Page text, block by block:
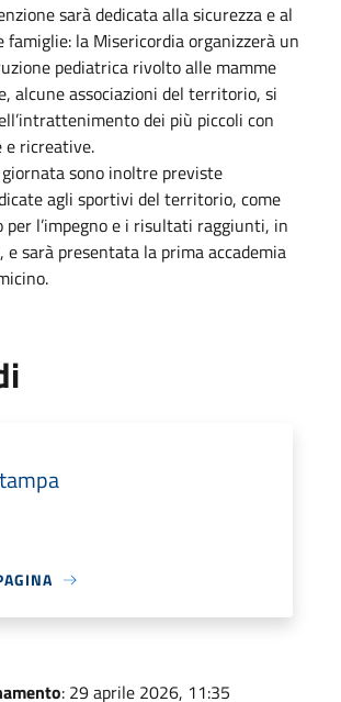
sarà dedicata alla sicurezza e al
famiglie: la Misericordia organizzerà un
pediatrica rivolto alle mamme
alcune associazioni del territorio, si
dei più piccoli con
ricreative.
sono inoltre previste
agli sportivi del territorio, come
per l’impegno e i risultati raggiunti, in
e sarà presentata la prima accademia
: 29 aprile 2026, 11:35